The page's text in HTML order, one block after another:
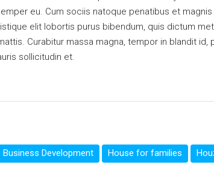
eu. Cum sociis natoque penatibus et
elit lobortis purus bibendum, quis dictum
Curabitur massa magna, tempor in blandit id,
sollicitudin et.
Business Development House for families